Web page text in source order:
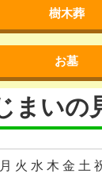
樹木葬
お墓
まいの
火 水 木 金 土